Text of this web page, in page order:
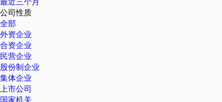
公司性质
全部
外资企业
合资企业
民营企业
股份制企业
集体企业
上市公司
国家机关